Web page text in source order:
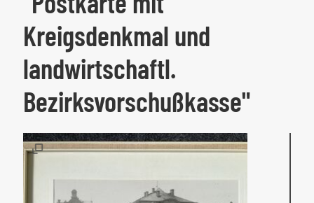
Kreigsdenkmal und
landwirtschaftl.
Bezirksvorschußkasse"